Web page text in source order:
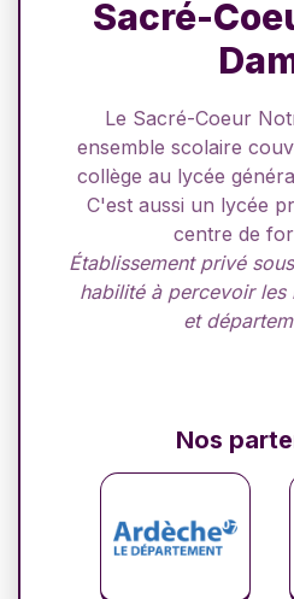
Sacré-
Le Sacré-Coeur
ensemble scolaire
collège au lycée
C'est aussi un lycée
centre de
Établissement privé
habilité à percevoir les
et
Nos